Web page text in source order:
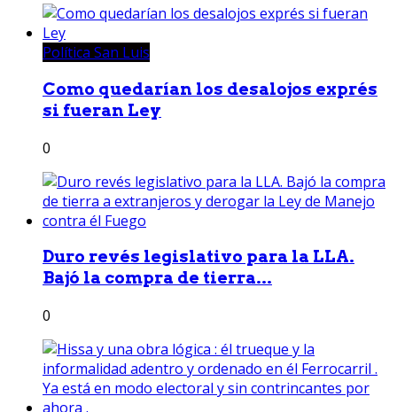
Política San Luis
Como quedarían los desalojos exprés
si fueran Ley
0
Duro revés legislativo para la LLA.
Bajó la compra de tierra...
0